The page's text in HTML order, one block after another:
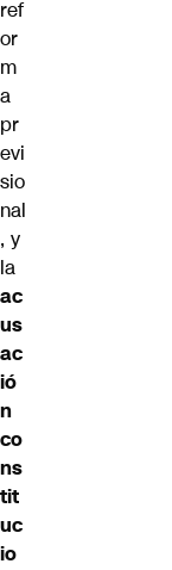
ref
or
m
a
pr
evi
sio
nal
, y
la
ac
us
ac
ió
n
co
ns
tit
uc
io